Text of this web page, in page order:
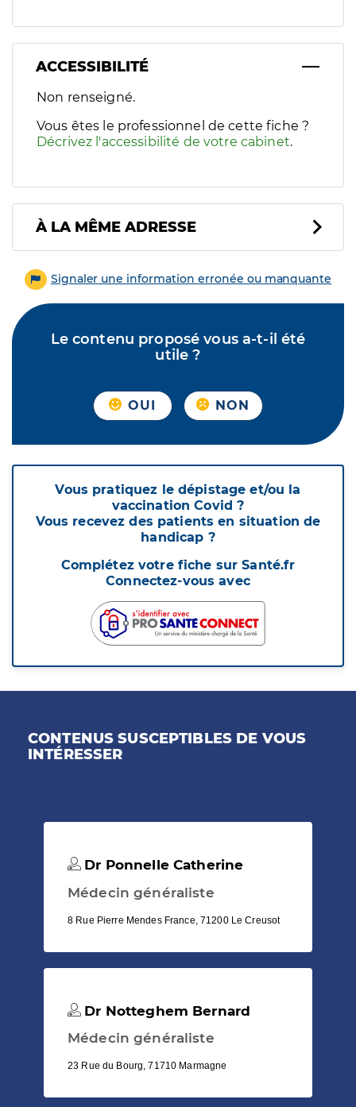
ACCESSIBILITÉ
Filtres
Sélectionnez un ou plusieurs handicaps/besoins
Non renseigné.
Vous êtes le professionnel de cette fiche ?
Décrivez l'accessibilité de votre cabinet.
À LA MÊME ADRESSE
Signaler une information erronée ou manquante
Le contenu proposé vous a-t-il été
utile ?
OUI NON
Vous pratiquez le dépistage et/ou la
vaccination Covid ?
Vous recevez des patients en situation de
handicap ?
Complétez votre fiche sur Santé.fr
Connectez-vous avec
CONTENUS SUSCEPTIBLES DE VOUS
INTÉRESSER
Dr Ponnelle Catherine
Médecin généraliste
8 Rue Pierre Mendes France, 71200 Le Creusot
Dr Notteghem Bernard
Médecin généraliste
23 Rue du Bourg, 71710 Marmagne